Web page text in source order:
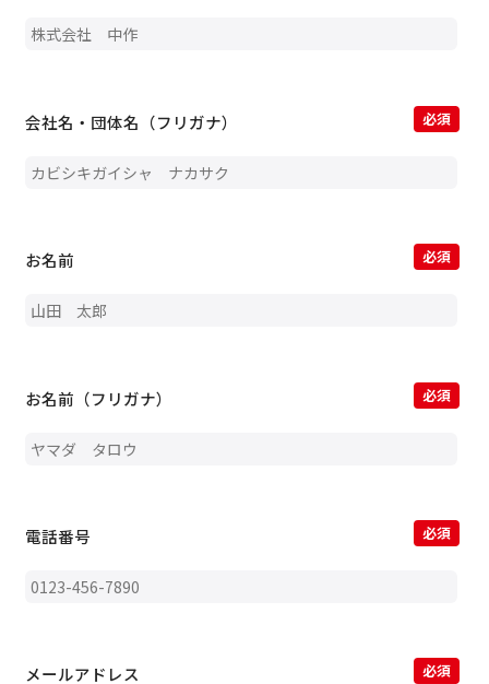
会社名・団体名（フリガナ） 必須
お名前 必須
お名前（フリガナ） 必須
電話番号 必須
メールアドレス 必須